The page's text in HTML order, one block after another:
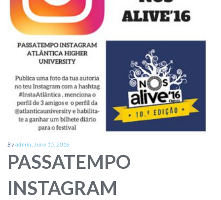
Byadmin June 15, 2016
PASSATEMPO
INSTAGRAM